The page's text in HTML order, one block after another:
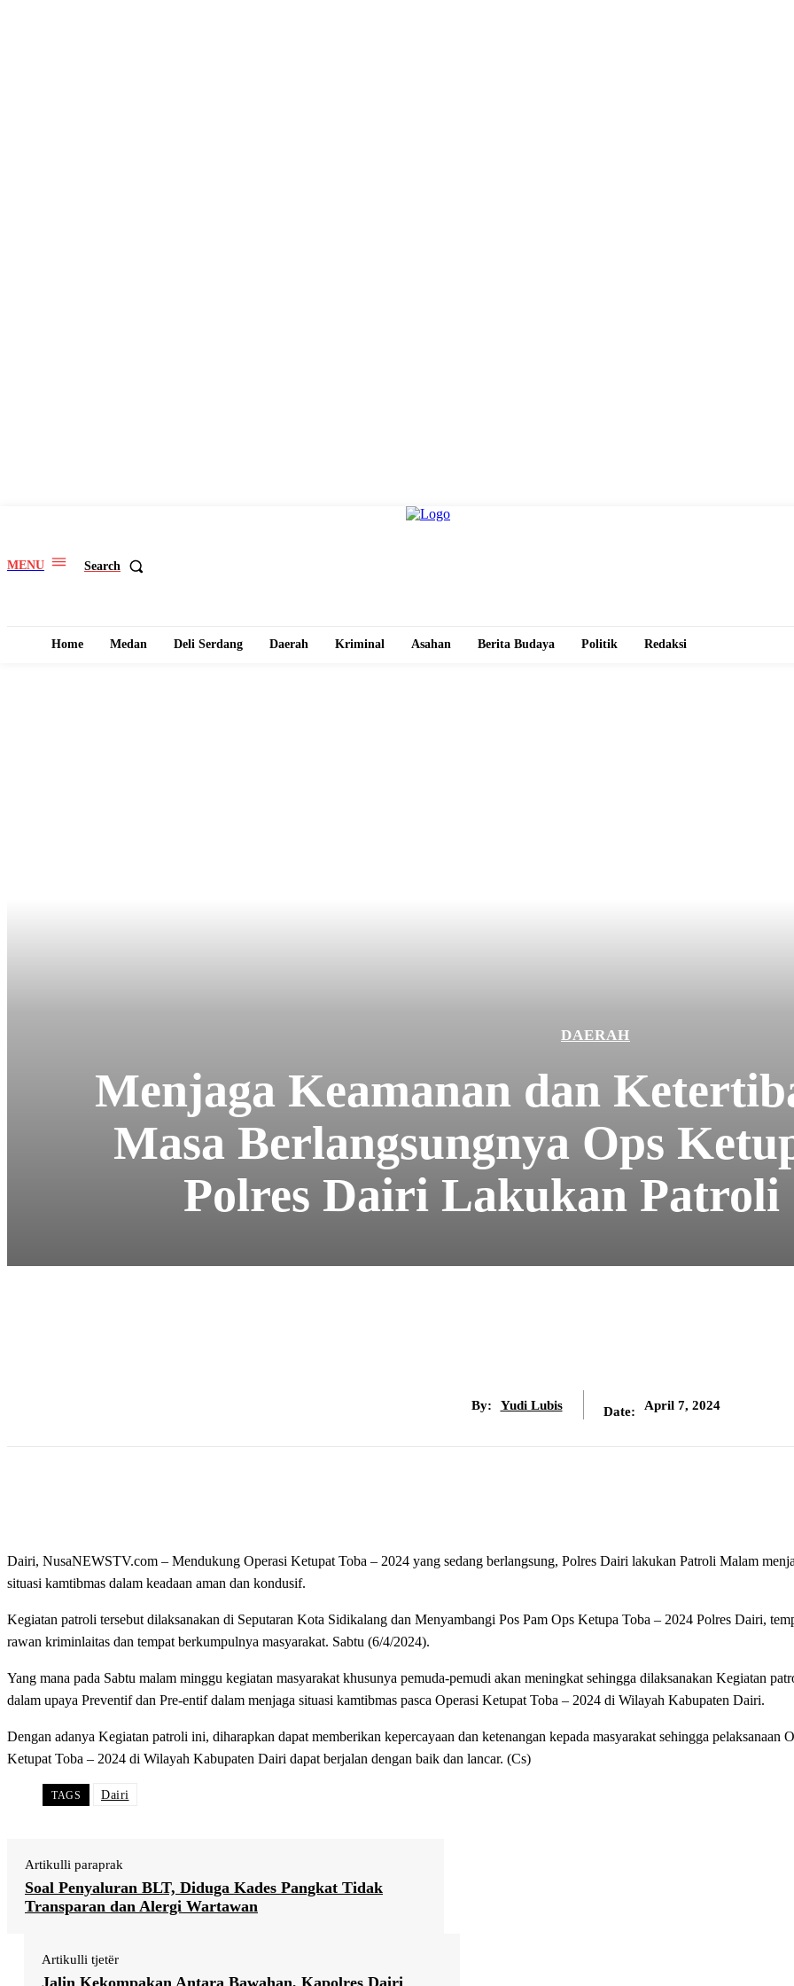
MENU Search
Home Medan Deli Serdang Daerah Kriminal Asahan Berita Budaya Politik Redaksi
DAERAH
Menjaga Keamanan dan
Masa Berlangsungnya Ops
Polres Dairi Lakukan Patroli
By: Yudi Lubis Date: April 7, 2024
Dairi, NusaNEWSTV.com – Mendukung Operasi Ketupat Toba – 2024 yang sedang berlangsung, Polres Dairi lakukan Patroli Malam
situasi kamtibmas dalam keadaan aman dan kondusif.
Kegiatan patroli tersebut dilaksanakan di Seputaran Kota Sidikalang dan Menyambangi Pos Pam Ops Ketupa Toba – 2024 Polres Dairi,
rawan kriminlaitas dan tempat berkumpulnya masyarakat. Sabtu (6/4/2024).
Yang mana pada Sabtu malam minggu kegiatan masyarakat khusunya pemuda-pemudi akan meningkat sehingga dilaksanakan Kegiatan
dalam upaya Preventif dan Pre-entif dalam menjaga situasi kamtibmas pasca Operasi Ketupat Toba – 2024 di Wilayah Kabupaten Dairi.
Dengan adanya Kegiatan patroli ini, diharapkan dapat memberikan kepercayaan dan ketenangan kepada masyarakat sehingga pelaksanaan
Ketupat Toba – 2024 di Wilayah Kabupaten Dairi dapat berjalan dengan baik dan lancar. (Cs)
TAGS Dairi
Artikulli paraprak
Soal Penyaluran BLT, Diduga Kades Pangkat Tidak
Transparan dan Alergi Wartawan
Artikulli tjetër
Jalin Kekompakan Antara Bawahan, Kapolres Dairi